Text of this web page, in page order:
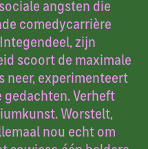
angsten die
comedycarrière
zijn
scoort de maximale
neer, experimenteert
Verheft
Worstelt,
nou echt om